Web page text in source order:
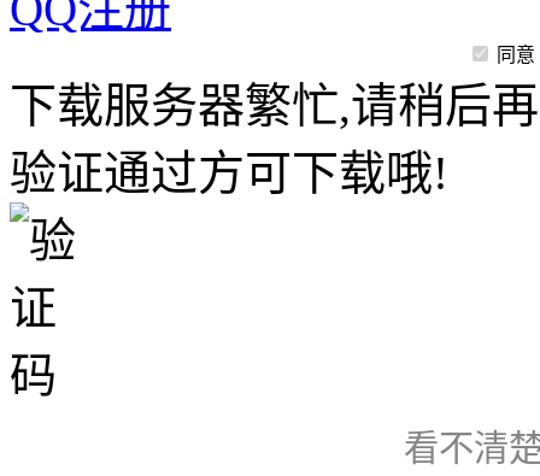
同意
下载服务器繁忙,请稍后
验证通过方可下载哦!
看不清